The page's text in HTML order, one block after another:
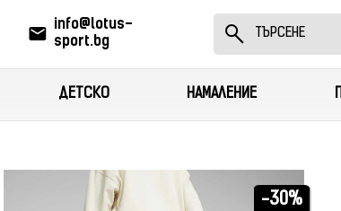
info@lotus-
sport.bg
ДЕТСКО НАМАЛЕНИЕ
-30%